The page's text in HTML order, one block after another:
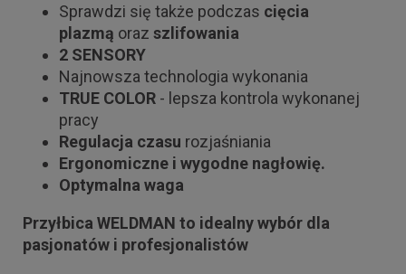
Sprawdzi się także podczas cięcia
plazmą oraz szlifowania
2 SENSORY
Najnowsza technologia wykonania
TRUE COLOR - lepsza kontrola wykonanej
pracy
Regulacja czasu rozjaśniania
Ergonomiczne i wygodne nagłowię.
Optymalna waga
Przyłbica WELDMAN to idealny wybór dla
pasjonatów i profesjonalistów